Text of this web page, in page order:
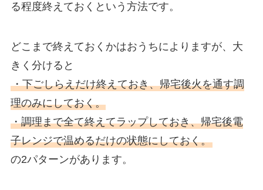
る程度終えておくという方法です。
どこまで終えておくかはおうちによりますが、大
きく分けると
・下ごしらえだけ終えておき、帰宅後火を通す調
理のみにしておく。
・調理まで全て終えてラップしておき、帰宅後電
子レンジで温めるだけの状態にしておく。
の2パターンがあります。